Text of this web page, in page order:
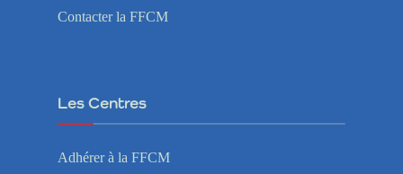
Contacter la FFCM
Les Centres
Adhérer à la FFCM